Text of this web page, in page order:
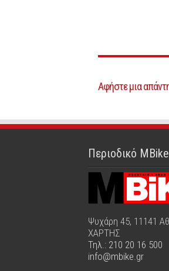
Αφήστε μια
Περιοδικό MBike
Ψυχάρη 45, 11141
ΧΑΡΤΗΣ
Τηλ.: 210 20 16 500
info@mbike.gr